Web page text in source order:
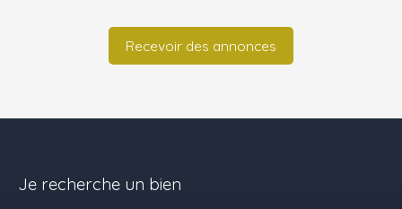
Recevoir des annonces
Je recherche un bien